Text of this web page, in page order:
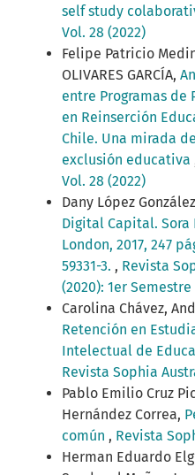
self study
Vol. 28 (2022)
Felipe Patricio
OLIVARES GARCÍA,
entre Programas de
en Reinserción
Chile. Una mirada
exclusión educativa
Vol. 28 (2022)
Dany López
Digital Capital. Sora
London, 2017, 247
59331-3. , Revista
(2020): 1er
Carolina Chávez,
Retención en
Intelectual de
Revista Sophia
Pablo Emilio Cruz
Hernández Correa,
común , Revista
Herman Eduardo